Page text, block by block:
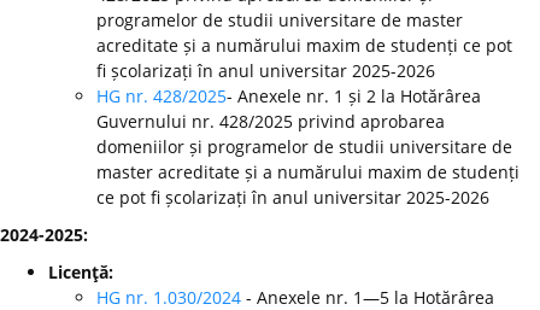
programelor de studii universitare de master
acreditate și a numărului maxim de studenți ce pot
fi școlarizați în anul universitar 2025-2026
HG nr. 428/2025- Anexele nr. 1 și 2 la Hotărârea
Guvernului nr. 428/2025 privind aprobarea
domeniilor și programelor de studii universitare de
master acreditate și a numărului maxim de studenți
ce pot fi școlarizați în anul universitar 2025-2026
2024-2025:
Licenţă:
HG nr. 1.030/2024 - Anexele nr. 1—5 la Hotărârea